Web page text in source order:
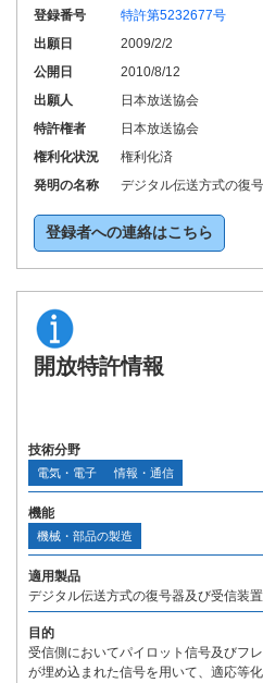
登録番号
特許第5232677号
出願日
2009/2/2
公開日
2010/8/12
出願人
日本放送協会
特許権者
日本放送協会
権利化状況
権利化済
発明の名称
デジタル伝送方式の復
登録者への連絡はこちら
開放特許情報
技術分野
電気・電子 情報・通信
機能
機械・部品の製造
適用製品
デジタル伝送方式の復号器及び受信装置
目的
受信側においてパイロット信号及びフ
が埋め込まれた信号を用いて、適応等